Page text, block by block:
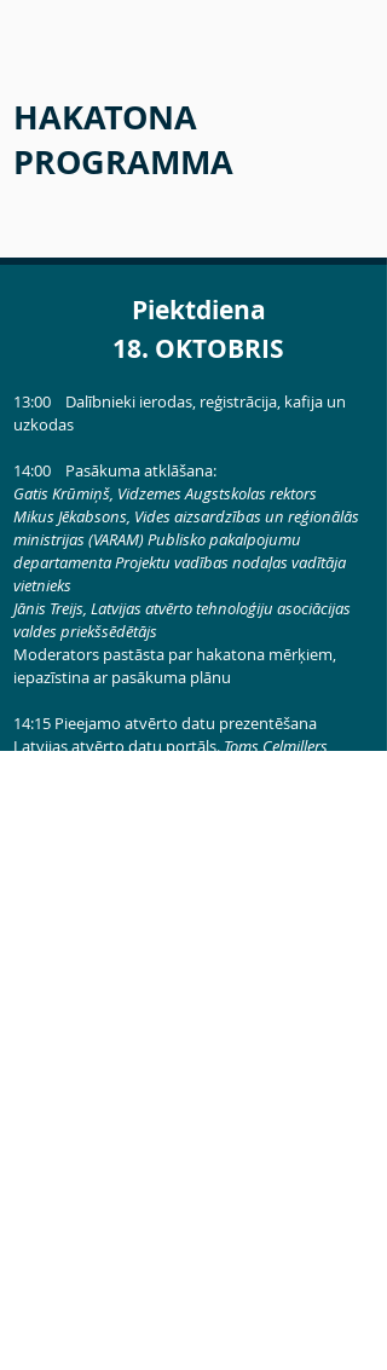
HAKATONA
PROGRAMMA
Piektdiena
18. OKTOBRIS
13:00 Dalībnieki ierodas, reģistrācija, kafija un
uzkodas
14:00 Pasākuma atklāšana:
Gatis Krūmiņš, Vidzemes Augstskolas rektors
Mikus Jēkabsons, Vides aizsardzības un reģionālās
ministrijas (VARAM) Publisko pakalpojumu
departamenta Projektu vadības nodaļas vadītāja
vietnieks
Jānis Treijs, Latvijas atvērto tehnoloģiju asociācijas
valdes priekšsēdētājs
Moderators pastāsta par hakatona mērķiem,
iepazīstina ar pasākuma plānu
14:15 Pieejamo atvērto datu prezentēšana
Latvijas atvērto datu portāls.Toms Ceļmillers,